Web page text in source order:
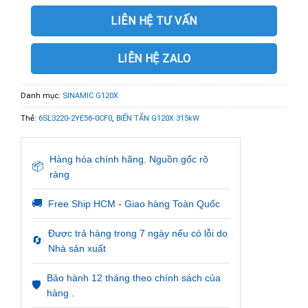
LIÊN HỆ TƯ VẤN
LIÊN HỆ ZALO
Danh mục: SINAMIC G120X
Thẻ: 6SL3220-2YE56-0CF0, BIẾN TẦN G120X 315kW
📦
Hàng hóa chính hãng. Nguồn gốc rõ
ràng
🚚 Free Ship HCM - Giao hàng Toàn Quốc
🔄
Được trả hàng trong 7 ngày nếu có lỗi do
Nhà sản xuất
🛡️
Bảo hành 12 tháng theo chính sách của
hàng .